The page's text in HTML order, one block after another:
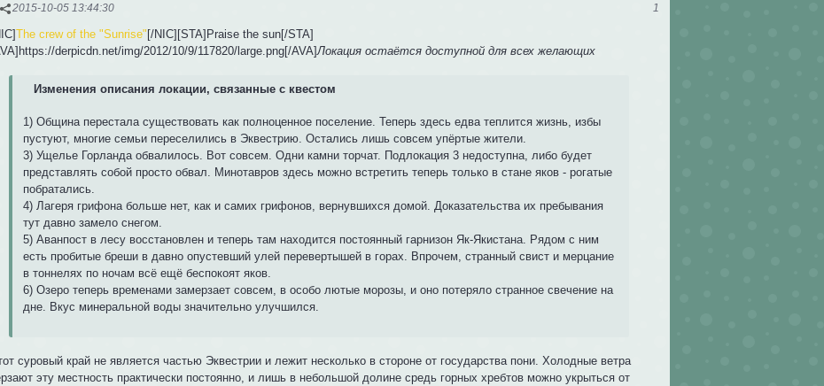
1
2015-10-05 13:44:30
The crew of the "Sunrise" [/NIC][STA]Praise the sun[/STA]
derpicdn.net/img/2012/10/9/117820/large.png[/AVA]Локация остаётся доступной для всех желающих
Изменения описания локации, связанные с квестом
1) Община перестала существовать как полноценное поселение. Теперь здесь едва теплится жизнь, избы
пустуют, многие семьи переселились в Эквестрию. Остались лишь совсем упёртые жители.
3) Ущелье Горланда обвалилось. Вот совсем. Одни камни торчат. Подлокация 3 недоступна, либо будет
представлять собой просто обвал. Минотавров здесь можно встретить теперь только в стане яков - рогатые
побратались.
4) Лагеря грифона больше нет, как и самих грифонов, вернувшихся домой. Доказательства их пребывания
тут давно замело снегом.
5) Аванпост в лесу восстановлен и теперь там находится постоянный гарнизон Як-Якистана. Рядом с ним
есть пробитые бреши в давно опустевший улей перевертышей в горах. Впрочем, странный свист и мерцание
в тоннелях по ночам всё ещё беспокоят яков.
6) Озеро теперь временами замерзает совсем, в особо лютые морозы, и оно потеряло странное свечение на
дне. Вкус минеральной воды значительно улучшился.
суровый край не является частью Эквестрии и лежит несколько в стороне от государства пони. Холодные ветра
эту местность практически постоянно, и лишь в небольшой долине средь горных хребтов можно укрыться от